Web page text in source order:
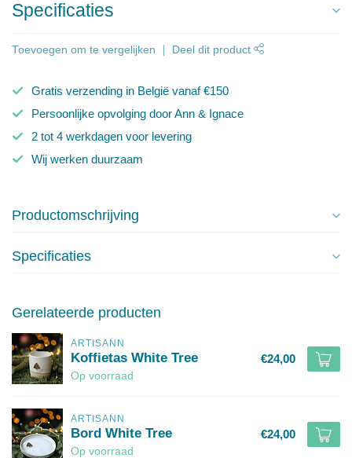
Specificaties
Toevoegen om te vergelijken Deel dit product
Gratis verzending in België vanaf €150
Persoonlijke opvolging door Ann & Ignace
2 tot 4 werkdagen voor levering
Wij werken duurzaam
Productomschrijving
Specificaties
Gerelateerde producten
ARTISANN
Koffietas White Tree
Op voorraad
€24,00
ARTISANN
Bord White Tree
Op voorraad
€24,00